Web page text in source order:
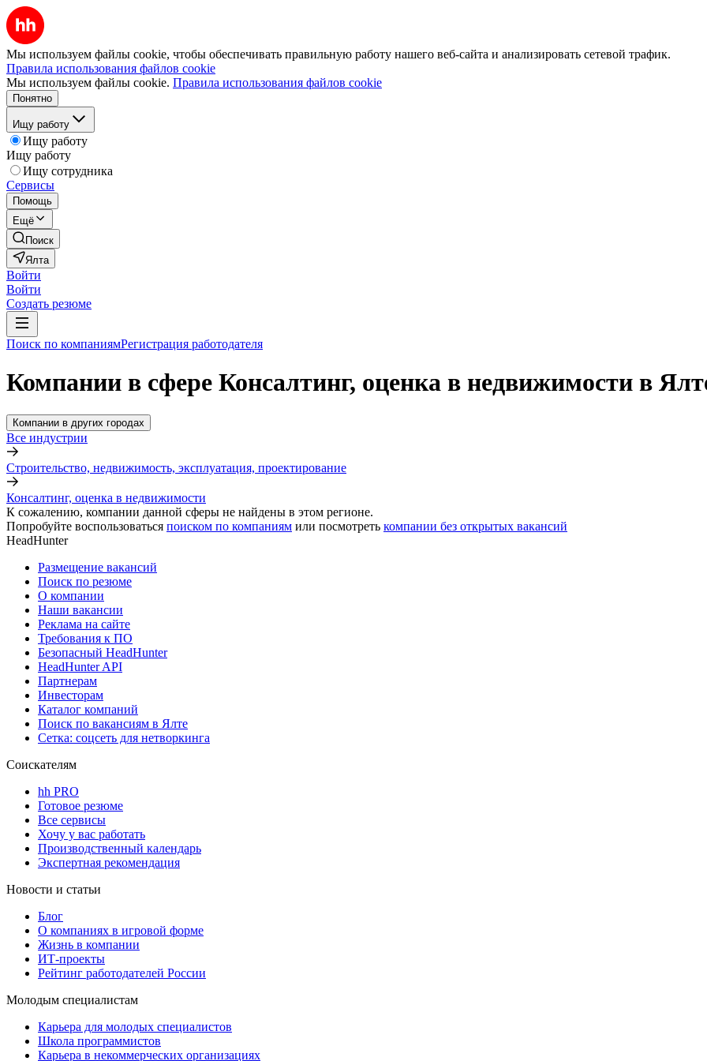
Мы используем файлы cookie, чтобы обеспечивать правильную работу нашего веб-сайта и анализировать сетевой трафик.
Правила использования файлов cookie
Мы используем файлы cookie. Правила использования файлов cookie
Понятно
Ищу работу
Ищу работу
Ищу работу
Ищу сотрудника
Сервисы
Помощь
Ещё
Поиск
Ялта
Войти
Войти
Создать резюме
Поиск по компаниямРегистрация работодателя
Компании в сфере Консалтинг, оценка в недвижимости в
Компании в других городах
Все индустрии
Строительство, недвижимость, эксплуатация, проектирование
Консалтинг, оценка в недвижимости
К сожалению, компании данной сферы не найдены в этом регионе.
Попробуйте воспользоваться поиском по компаниям или посмотреть компании без открытых вакансий
HeadHunter
Размещение вакансий
Поиск по резюме
О компании
Наши вакансии
Реклама на сайте
Требования к ПО
Безопасный HeadHunter
HeadHunter API
Партнерам
Инвесторам
Каталог компаний
Поиск по вакансиям в Ялте
Сетка: соцсеть для нетворкинга
Соискателям
hh PRO
Готовое резюме
Все сервисы
Хочу у вас работать
Производственный календарь
Экспертная рекомендация
Новости и статьи
Блог
О компаниях в игровой форме
Жизнь в компании
ИТ-проекты
Рейтинг работодателей России
Молодым специалистам
Карьера для молодых специалистов
Школа программистов
Карьера в некоммерческих организациях